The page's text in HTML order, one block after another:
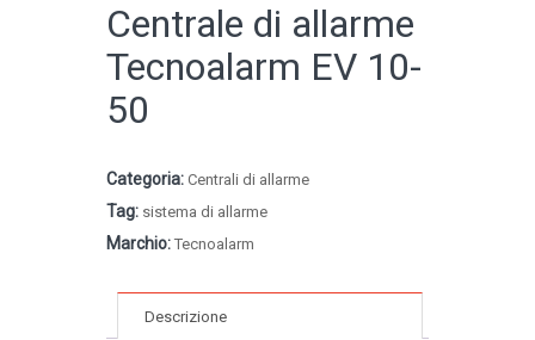
Centrale di allarme
Tecnoalarm EV 10-
50
Categoria: Centrali di allarme
Tag: sistema di allarme
Marchio: Tecnoalarm
Descrizione